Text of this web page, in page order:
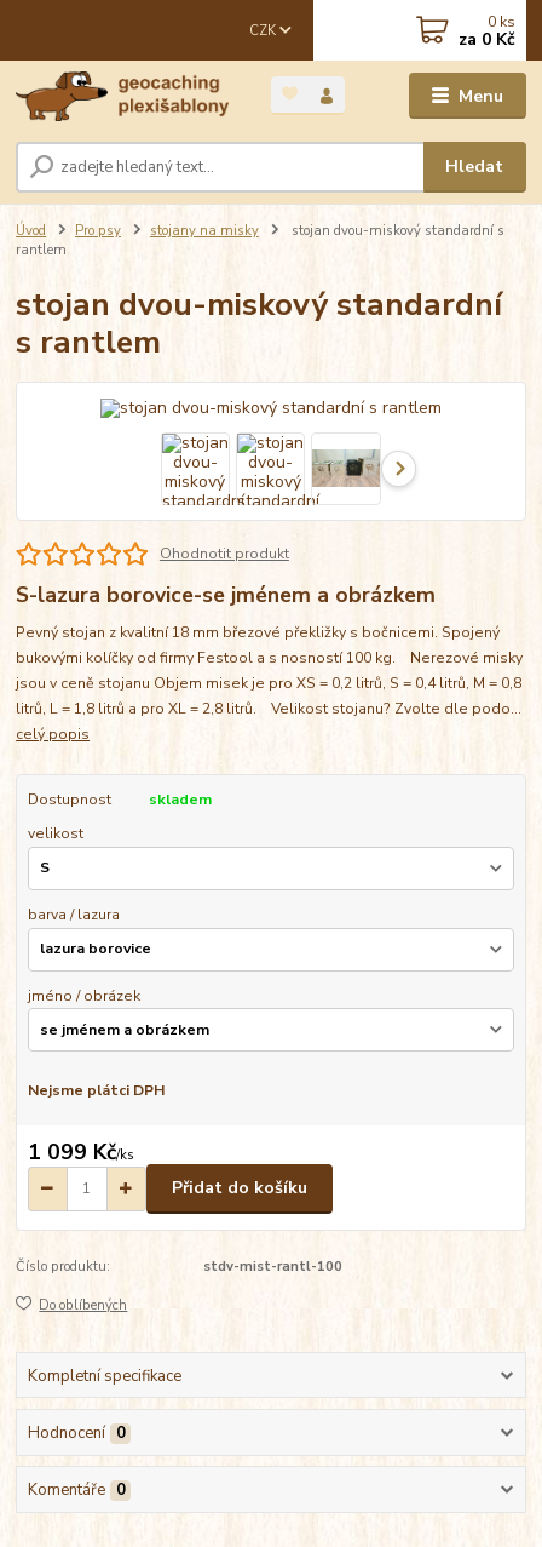
Menu
CZK
Hledat
0 ks
za 0 Kč
Úvod Pro psy stojany na misky
stojan dvou-miskový standardní s
rantlem
stojan dvou-miskový standardní
s rantlem
Ohodnotit produkt
S-lazura borovice-se jménem a obrázkem
Pevný stojan z kvalitní 18 mm březové překližky s bočnicemi. Spojený
bukovými kolíčky od firmy Festool a s nosností 100 kg. Nerezové misky
jsou v ceně stojanu Objem misek je pro XS = 0,2 litrů, S = 0,4 litrů, M = 0,8
litrů, L = 1,8 litrů a pro XL = 2,8 litrů. Velikost stojanu? Zvolte dle podo...
celý popis
Dostupnost
skladem
velikost
barva / lazura
jméno / obrázek
Nejsme plátci DPH
1 099 Kč/ks
Přidat do košíku
Číslo produktu: stdv-mist-rantl-100
Do oblíbených
Kompletní specifikace
Hodnocení 0
Komentáře 0